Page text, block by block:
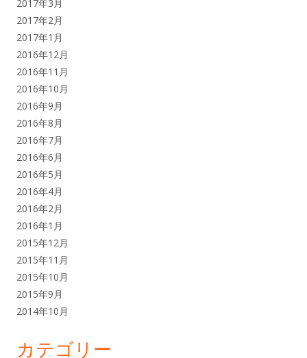
2017年3月
2017年2月
2017年1月
2016年12月
2016年11月
2016年10月
2016年9月
2016年8月
2016年7月
2016年6月
2016年5月
2016年4月
2016年2月
2016年1月
2015年12月
2015年11月
2015年10月
2015年9月
2014年10月
カテゴリー